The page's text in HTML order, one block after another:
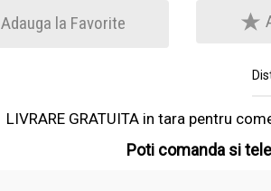
Adauga la Favorite
LIVRARE GRATUITA in tara pentru
Poti comanda si